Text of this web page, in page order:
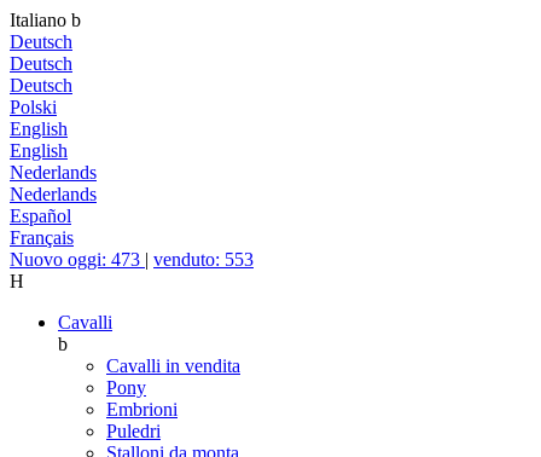
Italiano b
Deutsch
Deutsch
Deutsch
Polski
English
English
Nederlands
Nederlands
Español
Français
Nuovo oggi: 473 | venduto: 553
H
Cavalli
b
Cavalli in vendita
Pony
Embrioni
Puledri
Stalloni da monta